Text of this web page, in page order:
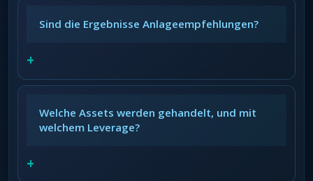
Sind die Ergebnisse Anlageempfehlungen?
+
Welche Assets werden gehandelt, und mit
welchem Leverage?
+